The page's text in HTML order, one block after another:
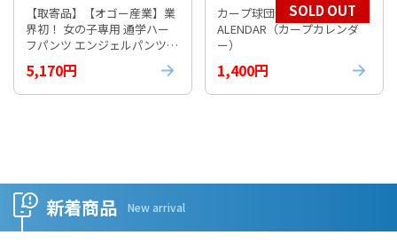
【取寄品】【オゴー産業】業
界初！ 女の子専用 通学ハー
フパンツ エンジェルパンツ
5,170円
カープ球団公式 2026 CARP C
ALENDAR（カープカレンダ
ー）
1,400円
SOLD OUT
新着商品 New arrival